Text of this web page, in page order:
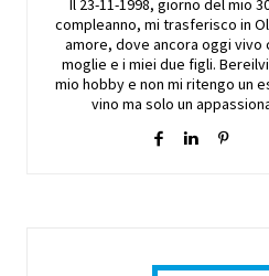
compleanno, mi trasferisco in
amore, dove ancora oggi vivo
moglie e i miei due figli.
mio hobby e non mi ritengo un
vino ma solo un